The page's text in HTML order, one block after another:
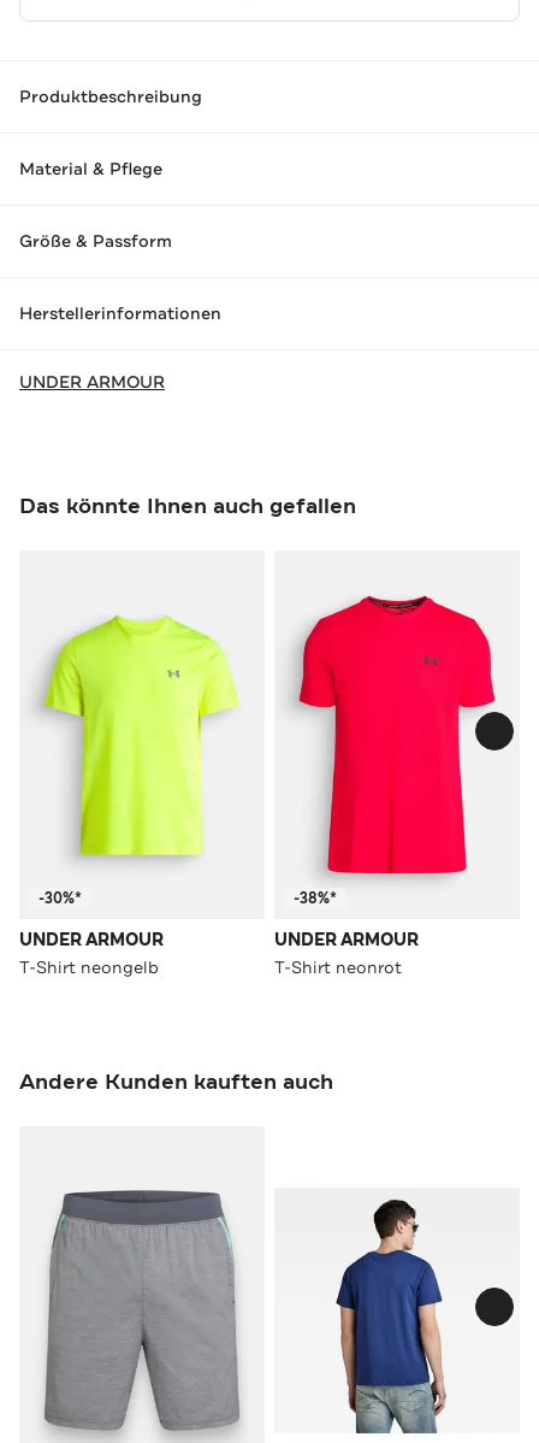
Produktbeschreibung
Material & Pflege
Größe & Passform
Herstellerinformationen
UNDER ARMOUR
Das könnte Ihnen auch gefallen
-30%*
UNDER ARMOUR
T-Shirt neongelb
-38%*
UNDER ARMOUR
T-Shirt neonrot
Andere Kunden kauften auch